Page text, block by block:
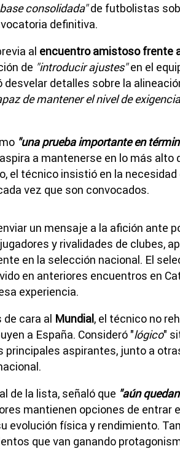
consolidada"de futbolistas
definitiva.
al encuentro amistoso frente
de "introducir ajustes"en el
detalles sobre la
de mantener el nivel de
"una prueba importante en
a mantenerse en lo más alto
el técnico insistió en la necesidad
vez que son convocados.
un mensaje a la afición ante
y rivalidades de clubes,
en la selección nacional. El
en anteriores encuentros en
experiencia.
cara al Mundial, el técnico no
a España. Consideró "lógico"
principales aspirantes, junto a
de la lista, señaló que "aún
mantienen opciones de entrar
evolución física y rendimiento.
que van ganando